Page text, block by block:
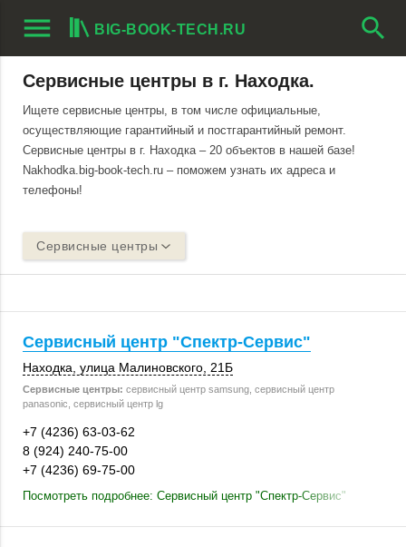
menu BIG-BOOK-TECH.RU search
Сервисные центры в г. Находка.
Ищете сервисные центры, в том числе официальные,
осуществляющие гарантийный и постгарантийный ремонт.
Сервисные центры в г. Находка – 20 объектов в нашей базе!
Nakhodka.big-book-tech.ru – поможем узнать их адреса и
телефоны!
Сервисные центры
Сервисный центр "Спектр-Сервис"
Находка улица Малиновского 21Б
Сервисные центры: сервисный центр samsung, сервисный центр
panasonic, сервисный центр lg
+7 (4236) 63-03-62
8 (924) 240-75-00
+7 (4236) 69-75-00
Посмотреть подробнее: Сервисный центр "Спектр-Сервис"